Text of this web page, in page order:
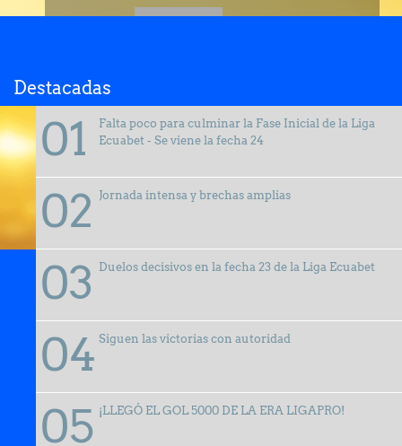
Destacadas
Falta poco para culminar la Fase Inicial de la Liga
Ecuabet - Se viene la fecha 24
Jornada intensa y brechas amplias
Duelos decisivos en la fecha 23 de la Liga Ecuabet
Siguen las victorias con autoridad
¡LLEGÓ EL GOL 5000 DE LA ERA LIGAPRO!